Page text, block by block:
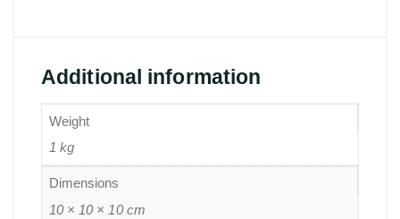
Additional information
Weight
1 kg
Dimensions
10 × 10 × 10 cm